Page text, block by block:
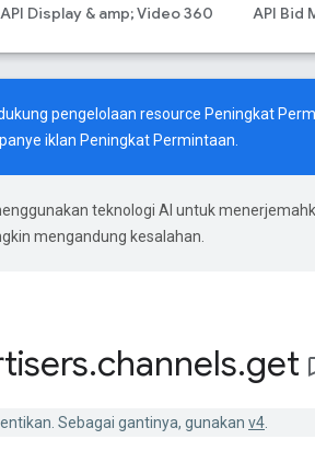
API Display & amp; Video 360 API Bid
pengelolaan resource Peningkat
iklan Peningkat Permintaan.
teknologi AI untuk
mengandung kesalahan.
.channels.get
Sebagai gantinya, gunakan v4